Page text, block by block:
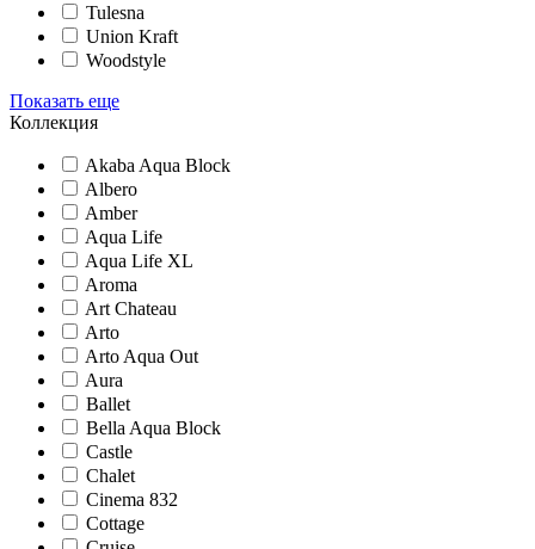
Tulesna
Union Kraft
Woodstyle
Показать еще
Коллекция
Akaba Aqua Block
Albero
Amber
Aqua Life
Aqua Life XL
Aroma
Art Chateau
Arto
Arto Aqua Out
Aura
Ballet
Bella Aqua Block
Castle
Chalet
Cinema 832
Cottage